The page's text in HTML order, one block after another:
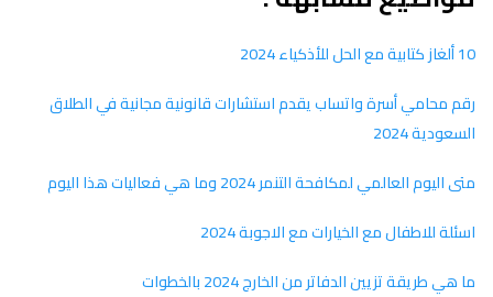
10 ألغاز كتابية مع الحل للأذكياء 2024
رقم محامي أسرة واتساب يقدم استشارات قانونية مجانية في الطلاق
السعودية 2024
متى اليوم العالمي لمكافحة التنمر 2024 وما هي فعاليات هذا اليوم
اسئلة للاطفال مع الخيارات مع الاجوبة 2024
ما هي طريقة تزيين الدفاتر من الخارج 2024 بالخطوات